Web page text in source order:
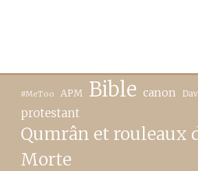
#MeToo APM Bible canon
protestant
Qumrân et rouleaux
Morte